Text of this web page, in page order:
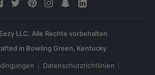
LLC. Alle Rechte vorbehalten
Datenschutzrichtlinien